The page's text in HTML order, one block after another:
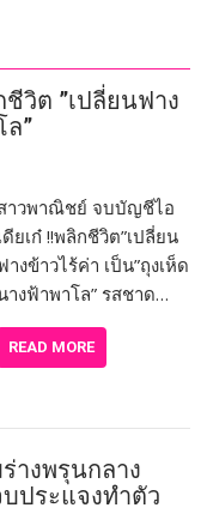
วิต ”เปลี่ยนฟาง
ล”
าวพาณิชย์ จบบัญชีไอ
ดียเก๋ !!พลิกชีวิต”เปลี่ยน
างข้าวไร้ค่า เป็น”ถุงเห็ด
างฟ้าพาโล” รสชาด…
READ MORE
างพรุนกลาง
ประแจงทำตัว